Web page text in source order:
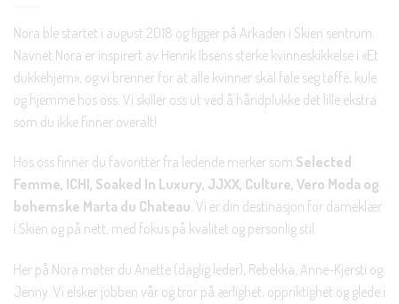
Nora ble startet i august 2018 og ligger på Arkaden i Skien sentrum.
Navnet Nora er inspirert av Henrik Ibsens sterke kvinneskikkelse i «Et
dukkehjem», og vi brenner for at alle kvinner skal føle seg tøffe, kule
og hjemme hos oss. Vi skiller oss ut ved å håndplukke det lille ekstra
som du ikke finner overalt!
Hos oss finner du favoritter fra ledende merker som Selected
Femme, ICHI, Soaked In Luxury, JJXX, Culture, Vero Moda og
bohemske Marta du Chateau. Vi er din destinasjon for dameklær
i Skien og på nett, med fokus på kvalitet og personlig stil.
Her på Nora møter du Anette (daglig leder), Rebekka, Anne-Kjersti og
Jenny. Vi elsker jobben vår og tror på ærlighet, oppriktighet og glede i